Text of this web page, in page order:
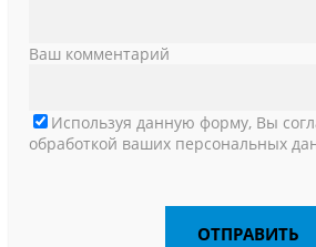
Ваш комментарий
Используя данную форму, Вы
обработкой ваших персональных